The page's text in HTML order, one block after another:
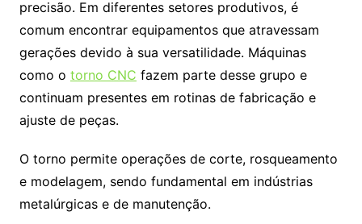
precisão. Em diferentes setores produtivos, é
comum encontrar equipamentos que atravessam
gerações devido à sua versatilidade. Máquinas
como o torno CNC fazem parte desse grupo e
continuam presentes em rotinas de fabricação e
ajuste de peças.
O torno permite operações de corte, rosqueamento
e modelagem, sendo fundamental em indústrias
metalúrgicas e de manutenção.